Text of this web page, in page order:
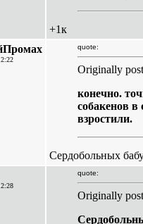
+1к
quote:
Originally
конечно.
собакенов в
взростили.
Сердобольных
quote:
Originally